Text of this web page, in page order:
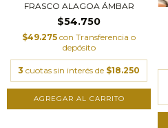
FRASCO ALAGOA ÁMBAR
$54.750
$49.275 con Transferencia o
depósito
3 cuotas sin interés de $18.250
AGREGAR AL CARRITO